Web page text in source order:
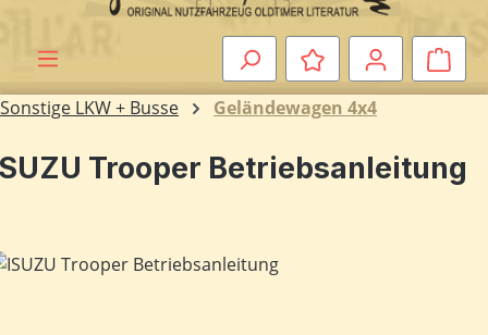
Sonstige LKW + Busse Geländewagen 4x4
Trooper Betriebsanleitung
überspringen